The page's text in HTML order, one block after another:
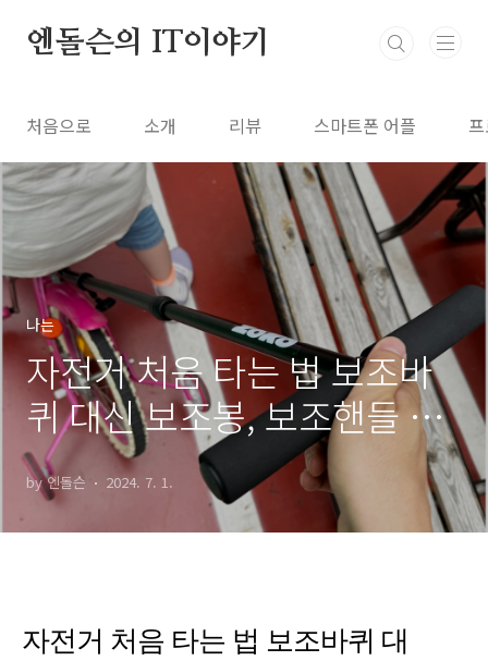
엔돌슨의 IT이야기
처음으로 소개 리뷰 스마트폰 어플
나는
자전거 처음 타는 법 보조바
퀴 대신 보조봉, 보조핸들 달
아주세요.
by 엔돌슨 2024. 7. 1.
자전거 처음 타는 법 보조바퀴 대